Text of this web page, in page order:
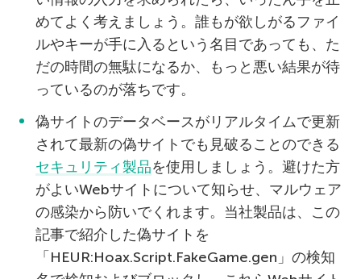
めてよく考えましょう。誰もが欲しがるファイ
ルやキーが手に入るという名目であっても、た
だの時間の無駄になるか、もっと悪い結果が待
っているのが落ちです。
偽サイトのデータベースがリアルタイムで更新
されて最新の偽サイトでも見破ることのできる
セキュリティ製品を使用しましょう。避けた方
がよいWebサイトについて知らせ、マルウェア
の感染から防いでくれます。当社製品は、この
記事で紹介した偽サイトを
「HEUR:Hoax.Script.FakeGame.gen」の検知